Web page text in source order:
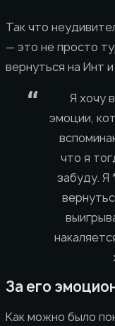
Так что
— это не просто
вернуться на Инт
Я хочу
эмоции,
что я
забуду. Я
За его
Как можно было